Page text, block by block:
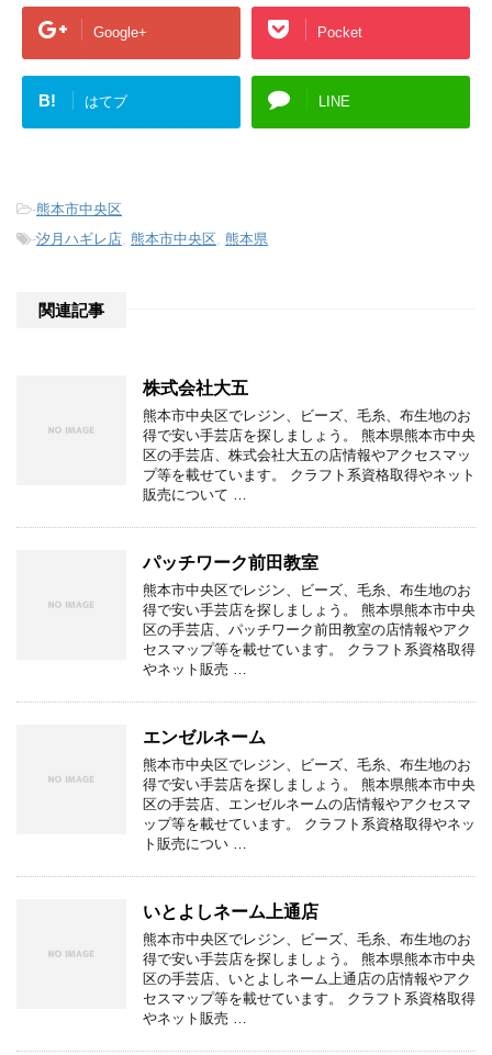
Google+ Pocket
B! はてブ LINE
-熊本市中央区
-汐月ハギレ店 熊本市中央区 熊本県
関連記事
株式会社大五
熊本市中央区でレジン、ビーズ、毛糸、布生地のお
得で安い手芸店を探しましょう。 熊本県熊本市中央
区の手芸店、株式会社大五の店情報やアクセスマッ
プ等を載せています。 クラフト系資格取得やネット
販売について …
パッチワーク前田教室
熊本市中央区でレジン、ビーズ、毛糸、布生地のお
得で安い手芸店を探しましょう。 熊本県熊本市中央
区の手芸店、パッチワーク前田教室の店情報やアク
セスマップ等を載せています。 クラフト系資格取得
やネット販売 …
エンゼルネーム
熊本市中央区でレジン、ビーズ、毛糸、布生地のお
得で安い手芸店を探しましょう。 熊本県熊本市中央
区の手芸店、エンゼルネームの店情報やアクセスマ
ップ等を載せています。 クラフト系資格取得やネッ
ト販売につい …
いとよしネーム上通店
熊本市中央区でレジン、ビーズ、毛糸、布生地のお
得で安い手芸店を探しましょう。 熊本県熊本市中央
区の手芸店、いとよしネーム上通店の店情報やアク
セスマップ等を載せています。 クラフト系資格取得
やネット販売 …